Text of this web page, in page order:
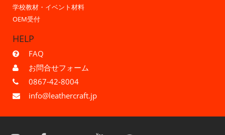
学校教材・イベント材料
OEM受付
HELP
FAQ
お問合せフォーム
0867-42-8004
info@leathercraft.jp